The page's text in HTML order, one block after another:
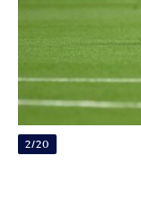
2/20